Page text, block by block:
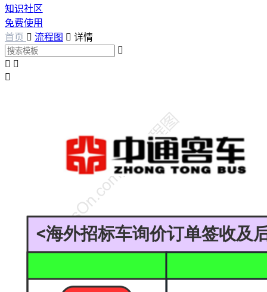
知识社区
免费使用
首页  流程图  详情

 
